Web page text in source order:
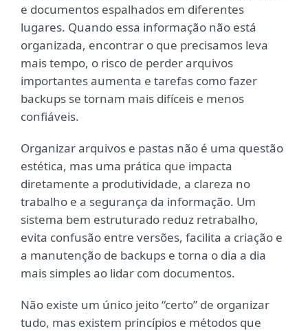
e documentos espalhados em diferentes
lugares. Quando essa informação não está
organizada, encontrar o que precisamos leva
mais tempo, o risco de perder arquivos
importantes aumenta e tarefas como fazer
backups se tornam mais difíceis e menos
confiáveis.
Organizar arquivos e pastas não é uma questão
estética, mas uma prática que impacta
diretamente a produtividade, a clareza no
trabalho e a segurança da informação. Um
sistema bem estruturado reduz retrabalho,
evita confusão entre versões, facilita a criação e
a manutenção de backups e torna o dia a dia
mais simples ao lidar com documentos.
Não existe um único jeito “certo” de organizar
tudo, mas existem princípios e métodos que